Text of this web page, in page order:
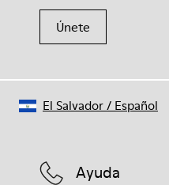
Únete
Ayuda
El Salvador/ Español